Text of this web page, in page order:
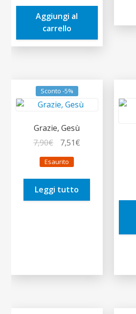
era:
16,90€.
è:
Aggiungi al
carrello
Sconto -5%
Grazie, Gesù
7,90€
prezzo
originale
era:
7,90€.
7,51€
è:
Esaurito
Leggi tutto